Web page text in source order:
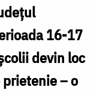
16-17
devin loc
– o